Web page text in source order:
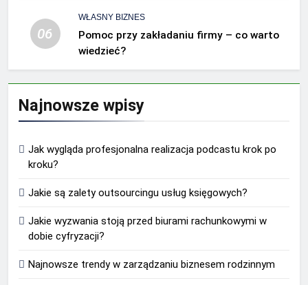
06
WŁASNY BIZNES
Pomoc przy zakładaniu firmy – co warto
wiedzieć?
Najnowsze wpisy
Jak wygląda profesjonalna realizacja podcastu krok po
kroku?
Jakie są zalety outsourcingu usług księgowych?
Jakie wyzwania stoją przed biurami rachunkowymi w
dobie cyfryzacji?
Najnowsze trendy w zarządzaniu biznesem rodzinnym